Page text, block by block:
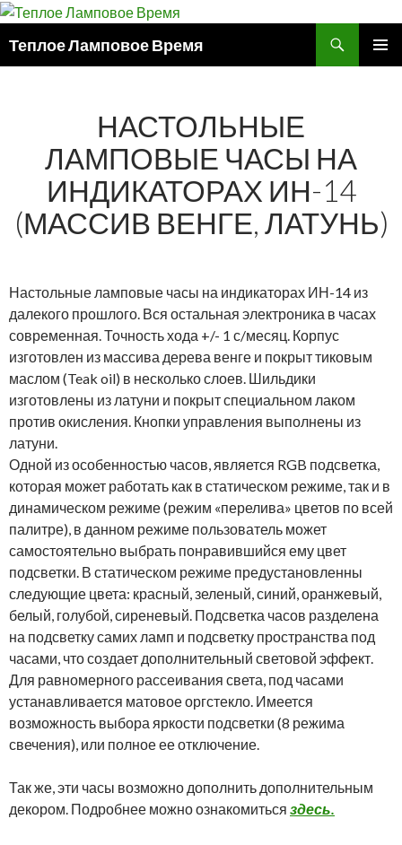
Теплое Ламповое Время
НАСТОЛЬНЫЕ
ЛАМПОВЫЕ ЧАСЫ НА
ИНДИКАТОРАХ ИН-14
(МАССИВ ВЕНГЕ, ЛАТУНЬ)
Настольные ламповые часы на индикаторах ИН-14 из
далекого прошлого. Вся остальная электроника в часах
современная. Точность хода +/- 1 с/месяц. Корпус
изготовлен из массива дерева венге и покрыт тиковым
маслом (Teak oil) в несколько слоев. Шильдики
изготовлены из латуни и покрыт специальном лаком
против окисления. Кнопки управления выполнены из
латуни.
Одной из особенностью часов, является RGB подсветка,
которая может работать как в статическом режиме, так и в
динамическом режиме (режим «перелива» цветов по всей
палитре), в данном режиме пользователь может
самостоятельно выбрать понравившийся ему цвет
подсветки. В статическом режиме предустановленны
следующие цвета: красный, зеленый, синий, оранжевый,
белый, голубой, сиреневый. Подсветка часов разделена
на подсветку самих ламп и подсветку пространства под
часами, что создает дополнительный световой эффект.
Для равномерного рассеивания света, под часами
устанавливается матовое оргстекло. Имеется
возможность выбора яркости подсветки (8 режима
свечения), или полное ее отключение.
Так же, эти часы возможно дополнить дополнительным
декором. Подробнее можно ознакомиться здесь.